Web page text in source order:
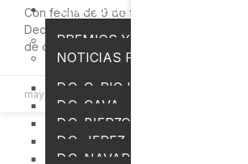
VINOTICIAS
PREMIOS Y MENCIONES
NOTICIAS POR ORIGEN
D.O. C. RIOJA
D.O. CAVA
D.O. BIERZO
D.O. JEREZ – SHERRY – XERES
D.O. NAVARRA
Con fecha de 9 de febrero de 2022 se
Decreto 111/2022 por el que se modifica el
de octubre del
mayo 21, 2022